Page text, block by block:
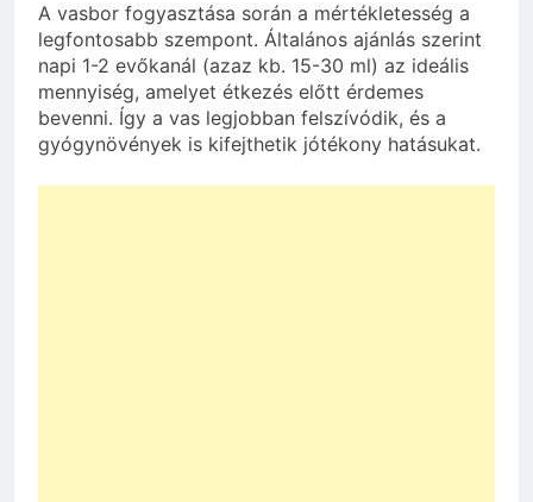
A vasbor fogyasztása során a mértékletesség a
legfontosabb szempont. Általános ajánlás szerint
napi 1-2 evőkanál (azaz kb. 15-30 ml) az ideális
mennyiség, amelyet étkezés előtt érdemes
bevenni. Így a vas legjobban felszívódik, és a
gyógynövények is kifejthetik jótékony hatásukat.